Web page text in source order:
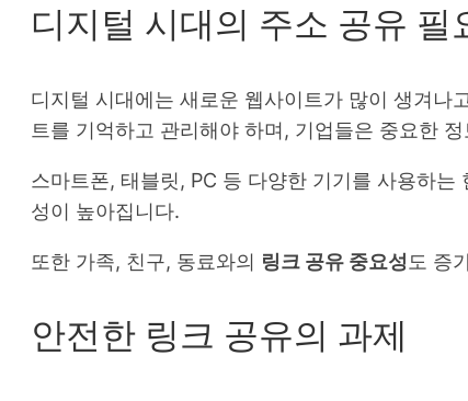
디지털 시대의 주소 공유 필
디지털 시대에는 새로운 웹사이트가 많이 생겨나
트를 기억하고 관리해야 하며, 기업들은 중요한
스마트폰, 태블릿, PC 등 다양한 기기를 사용하
성이 높아집니다.
또한 가족, 친구, 동료와의 링크 공유 중요성 도 증
안전한 링크 공유의 과제